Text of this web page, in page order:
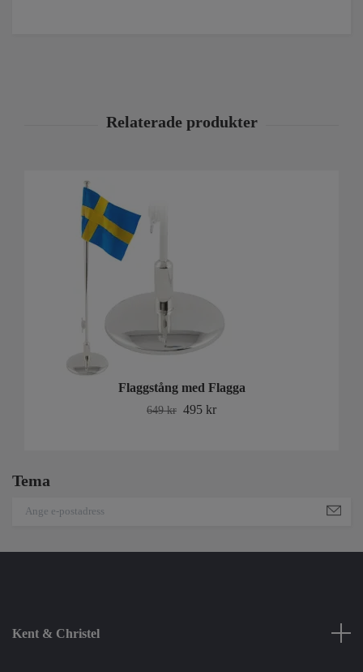
Tema
Flaggstång med Flagga
649 kr 495 kr
Kent & Christel